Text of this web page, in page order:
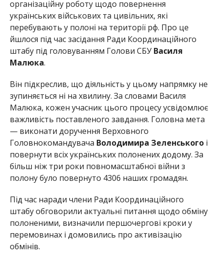
організаційну роботу щодо повернення
українських військових та цивільних, які
перебувають у полоні на території рф. Про це
йшлося під час засідання Ради Координаційного
штабу під головуванням Голови СБУ Василя
Малюка.
Він підкреслив, що діяльність у цьому напрямку не
зупиняється ні на хвилину. За словами Василя
Малюка, кожен учасник цього процесу усвідомлює
важливість поставленого завдання. Головна мета
— виконати доручення Верховного
Головнокомандувача Володимира Зеленськогоі
повернути всіх українських полонених додому. За
більш ніж три роки повномасштабної війни з
полону було повернуто 4306 наших громадян.
Під час наради члени Ради Координаційного
штабу обговорили актуальні питання щодо обміну
полоненими, визначили першочергові кроки у
перемовинах і домовились про активізацію
обмінів.